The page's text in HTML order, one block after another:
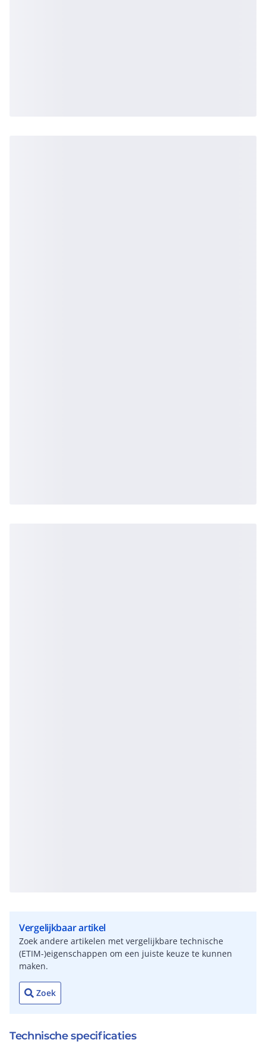
Vergelijkbaar artikel
Zoek andere artikelen met vergelijkbare technische
(ETIM-)eigenschappen om een juiste keuze te kunnen
maken.
Zoek
Technische specificaties